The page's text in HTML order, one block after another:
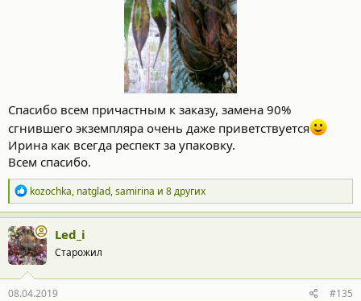
Спасибо всем причастным к заказу, замена 90%
сгнившего экземпляра очень даже приветствуется
Ирина как всегда респект за упаковку.
Всем спасибо.
Р
е
а
к
ц
и
и
:
kozochka, natglad,samirina и 8 других
Led_i
Старожил
08.04.2019 #135